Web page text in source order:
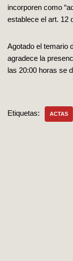
incorporen como
establece el art. 12
Agotado el temario
agradece la
las 20:00 horas se
Etiquetas: ACTAS